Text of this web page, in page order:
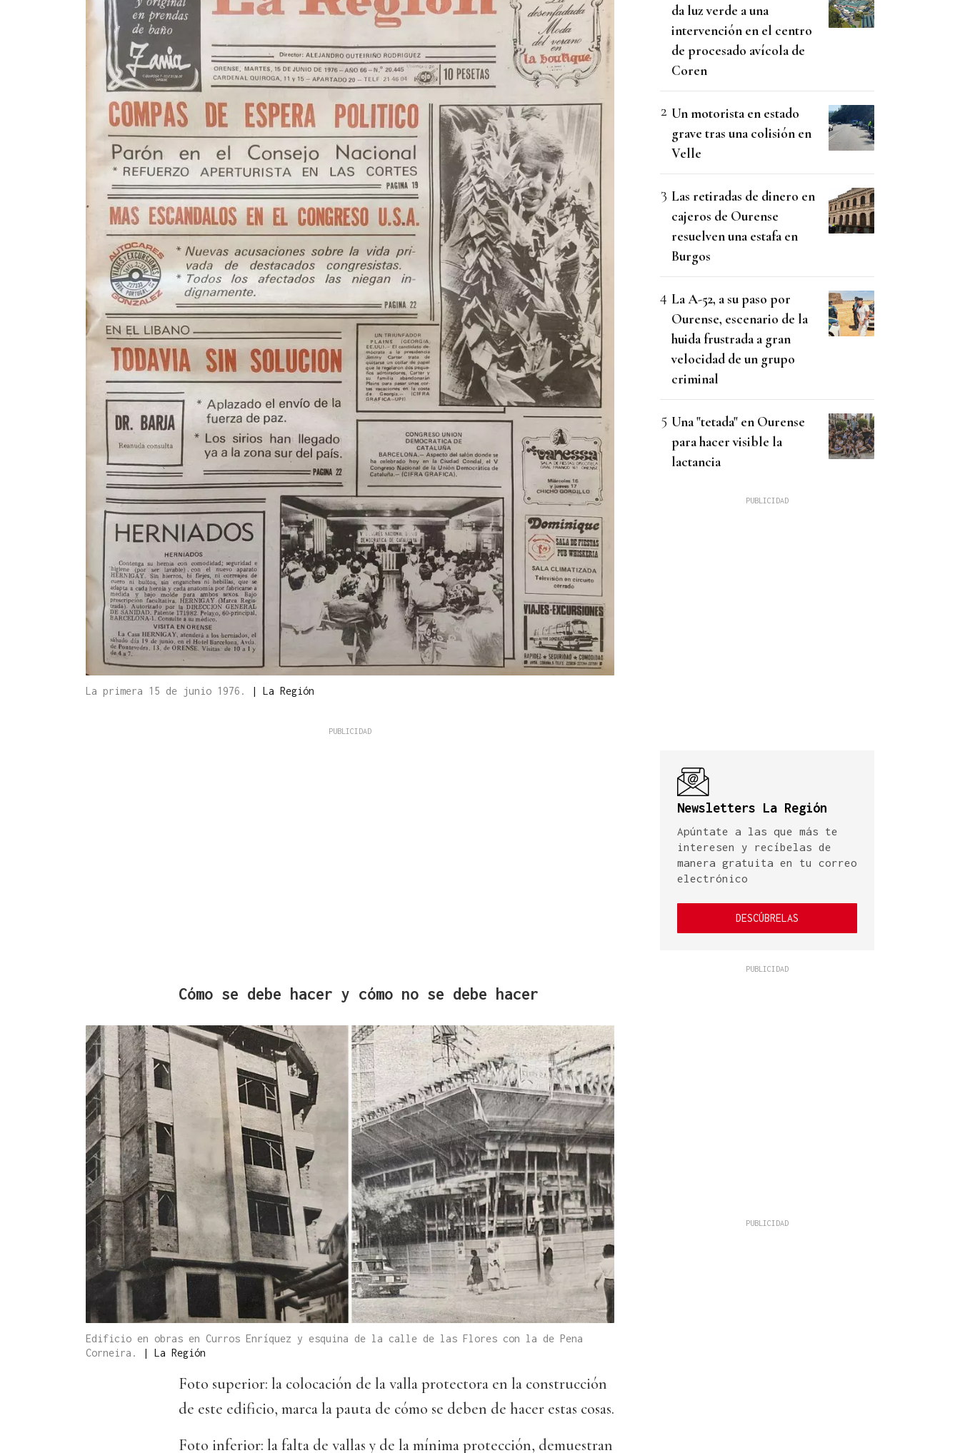
La primera 15 de junio 1976. | La Región
Cómo se debe hacer y cómo no se debe hacer
Edificio en obras en Curros Enríquez y esquina de la calle de las Flores con la de Pena
Corneira.
| La Región
Foto superior: la colocación de la valla protectora en la construcción
de este edificio, marca la pauta de cómo se deben de hacer estas cosas.
Foto inferior: la falta de vallas y de la mínima protección, demuestran
da luz verde a una
intervención en el centro
de procesado avícola de
Coren
Un motorista en estado
grave tras una colisión en
Velle
Las retiradas de dinero en
cajeros de Ourense
resuelven una estafa en
Burgos
La A-52, a su paso por
Ourense, escenario de la
huida frustrada a gran
velocidad de un grupo
criminal
Una "tetada" en Ourense
para hacer visible la
lactancia
Newsletters La Región
Apúntate a las que más te
interesen y recíbelas de
manera gratuita en tu correo
electrónico
DESCÚBRELAS